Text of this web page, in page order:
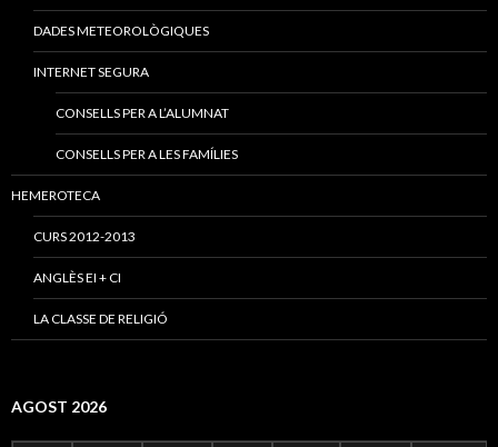
DADES METEOROLÒGIQUES
INTERNET SEGURA
CONSELLS PER A L’ALUMNAT
CONSELLS PER A LES FAMÍLIES
HEMEROTECA
CURS 2012-2013
ANGLÈS EI + CI
LA CLASSE DE RELIGIÓ
AGOST 2026